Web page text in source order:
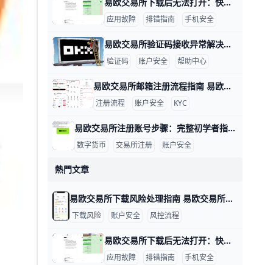
应用故障 排错指南 手机安全
易欧交易所验证码接收异常解决指南 易欧交易所验证码收不到的情况很多，常见原因包括短信拦截、网络信号差、号码被封或黑名单、签名超时以及服务器端短信发送问题。举例来说，在香港地区、信号不稳时接收验证码的延迟可能达到1–2分钟，甚至需要重新发送多次才能收到；如果你的号码曾被运营商列入黑名单，短信可能直接被阻拦。为了快速定位问题，可以按以下步骤排查并解决。
验证码 账户安全 帮助中心
易欧交易所邮箱注册流程指南 易欧交易所邮箱注册流程 在数字货币投资的世界里，注册一个安全、便捷的账户是第一步。为了帮助你快速完成开户，下面用简单直观的步骤和实操示例来说明。 准备工作是关键。确保你使用的设备网络稳定，例如在家里用WiFi或手机数据网都可以；准备一个有效的邮箱、一个强密码（示例：P@ssw0rd!2026，实际请自己设定独特且复杂的密码），并确保手机可以接收验证码以便后续双重验证。若你在香港地区注册，遵循平台提示的地区选项，以确保身份验证顺利。
注册流程 账户安全 KYC
易欧交易所注册账号步骤：完整初学者指南 易欧交易所注册账号步骤 在数字资产投资的起步阶段，注册一个安全、合规的账户是第一步。以易欧交易所为例，下面以实例呈现完整流程，帮助新手快速上手。比如小张想买BTC，他需要先完成注册、绑定信息再进行实名认证，确保后续交易顺利。
数字货币 交易所注册 账户安全
熱門文章
易欧交易所下载风险处理指南 易欧交易所下载提示风险怎么办 在下载安装易欧交易所应用时，遇到“下载提示风险/安装有风险”等提示，很多用户会担心账户安全。其实，这类提示多半是系统风控或设备安全设置触发的保护机制，只要按官方指引操作，通常可以恢复正常下载与使用。下面给出具体做法，包含数据与实例，便于你快速上手。
下载风险 账户安全 风控流程
易欧交易所下载后无法打开：快速排查与解决要点 易欧交易所下载后无法打开：数据驱动的排查与解决思路 在实际操作中，很多用户遇到无法打开应用的情况，往往与设备、网络和安装来源有关。下面按要点给出有数据和实例的排查方法，帮助你快速定位问题并解决。比如，若你在三星S21运行Android 12，首次安装时若出现“无法打开”的提示，通常与未知来源安装设置有关，需要先开启允许安装来自未知来源的选项。
应用故障 排错指南 手机安全